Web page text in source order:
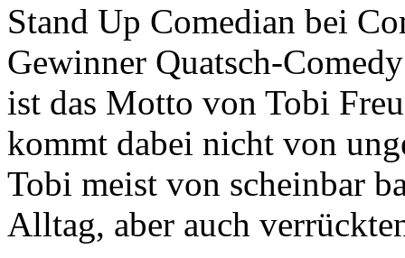
Stand Up Comedian bei
Gewinner Quatsch-
ist das Motto von Tobi
kommt dabei nicht von
Tobi meist von scheinbar
Alltag, aber auch